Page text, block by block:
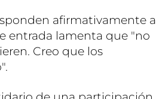
afirmativamente a
entrada lamenta que "no
Creo que los